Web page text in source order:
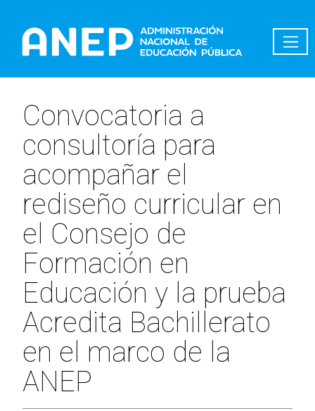
Convocatoria a
consultoría para
acompañar el
rediseño curricular en
el Consejo de
Formación en
Educación y la prueba
Acredita Bachillerato
en el marco de la
ANEP